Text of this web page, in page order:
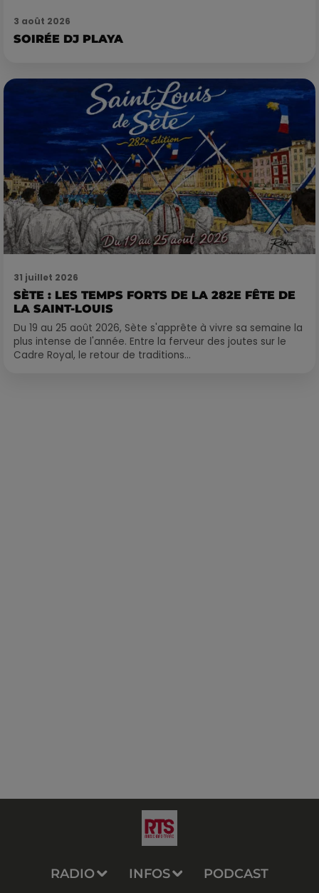
3 août 2026
SOIRÉE DJ PLAYA
31 juillet 2026
SÈTE : LES TEMPS FORTS DE LA 282E FÊTE DE
LA SAINT-LOUIS
Du 19 au 25 août 2026, Sète s'apprête à vivre sa semaine la
plus intense de l'année. Entre la ferveur des joutes sur le
Cadre Royal, le retour de traditions...
RADIO INFOS PODCAST